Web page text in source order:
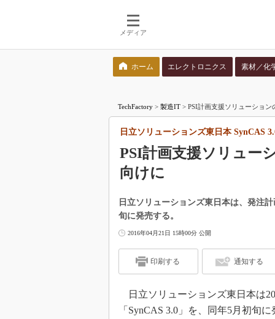
メディア
ホーム エレクトロニクス 素材／化
TechFactory > 製造IT > PSI計画支援ソリューショ
PSI計画支援ソリュー
向けに
日立ソリューションズ東日本 SynCAS
日立ソリューションズ東日本は、発注
旬に発売する。
2016年04月21日 15時00分 公開
印刷する 通知する
日立ソリューションズ東日本は
「SynCAS 3.0」を、同年5月初旬